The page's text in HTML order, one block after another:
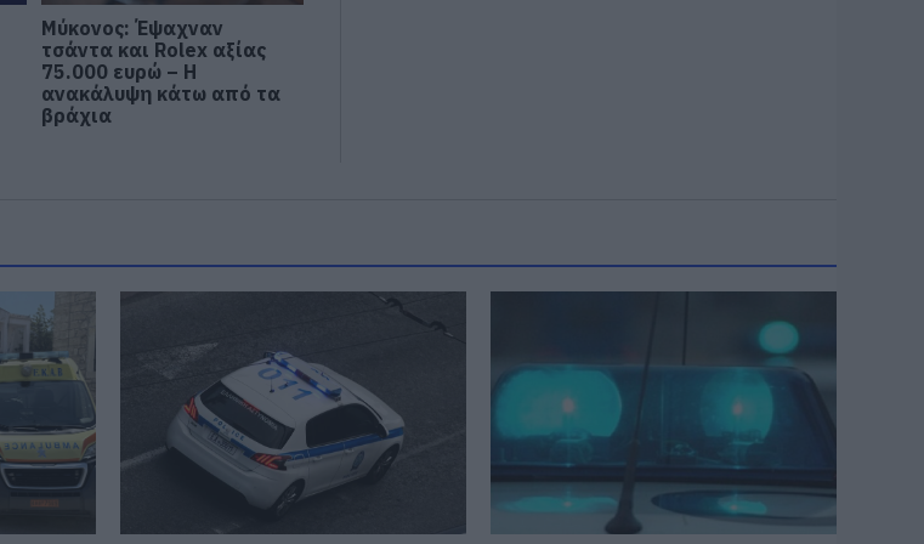
Μύκονος: Έψαχναν
τσάντα και Rolex αξίας
75.000 ευρώ – Η
ανακάλυψη κάτω από τα
βράχια